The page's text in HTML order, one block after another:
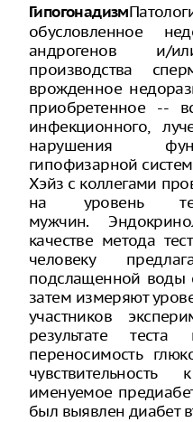
Гипогонадизм
обусловленное
андрогенов и/
производства
врожденное
приобретенное --
инфекционного,
нарушения
гипофизарной
Хэйз с коллегами
на уровень
мужчин.
качестве метода
человеку
подслащенной воды
затем измеряют
участников
результате теста
переносимость
именуемое
был выявлен диабет